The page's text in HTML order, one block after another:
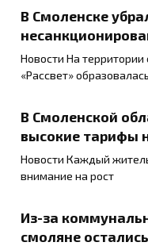
В Смоленске
Новости На территории
«Рассвет» образовалась
В Смоленской
высокие тарифы
Новости Каждый
внимание на рост
Из-за
смоляне